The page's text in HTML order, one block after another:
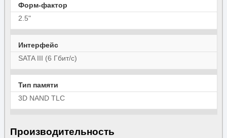
Форм-фактор
2.5"
Интерфейс
SATA III (6 Гбит/с)
Тип памяти
3D NAND TLC
Производительность